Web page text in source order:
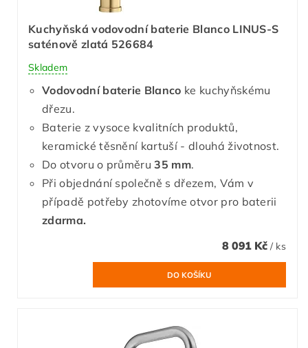
Kuchyňská vodovodní baterie Blanco LINUS-S
saténově zlatá 526684
Skladem
Vodovodní baterie Blanco ke kuchyňskému
dřezu.
Baterie z vysoce kvalitních produktů,
keramické těsnění kartuší - dlouhá životnost.
Do otvoru o průměru35 mm.
Při objednání společně s dřezem, Vám v
případě potřeby zhotovíme otvor pro baterii
zdarma.
8 091 Kč / ks